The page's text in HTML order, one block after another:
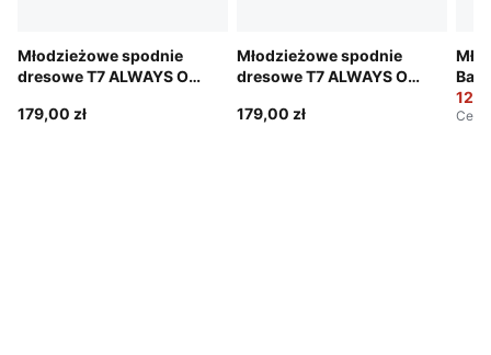
Młodzieżowe spodnie
dresowe T7 ALWAYS ON
179,00 zł
Młodzieżowe spodnie
dresowe T7 ALWAYS ON
179,00 zł